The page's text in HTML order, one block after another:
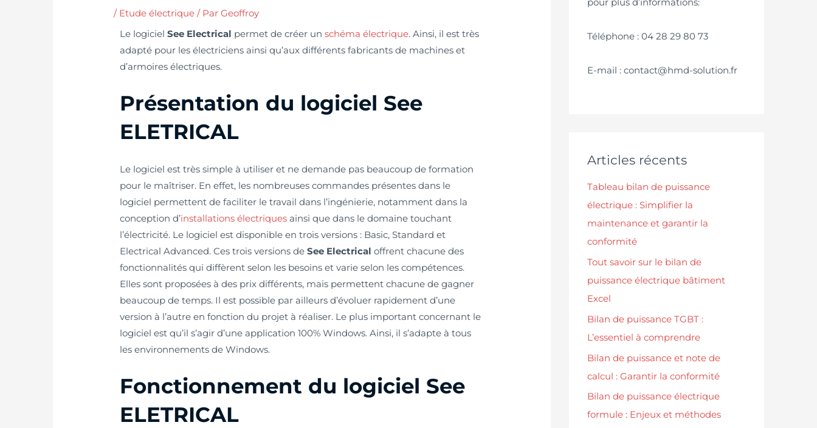
/ Etude électrique / ParGeoffroy
Le logicielSee Electrical permet de créer unschéma électrique. Ainsi, il est très
adapté pour les électriciens ainsi qu’aux différents fabricants de machines et
d’armoires électriques.
Présentation du logiciel See
ELETRICAL
Le logiciel est très simple à utiliser et ne demande pas beaucoup de formation
pour le maîtriser. En effet, les nombreuses commandes présentes dans le
logiciel permettent de faciliter le travail dans l’ingénierie, notamment dans la
conception d’installations électriques ainsi que dans le domaine touchant
l’électricité. Le logiciel est disponible en trois versions : Basic, Standard et
Electrical Advanced. Ces trois versions deSee Electrical offrent chacune des
fonctionnalités qui diffèrent selon les besoins et varie selon les compétences.
Elles sont proposées à des prix différents, mais permettent chacune de gagner
beaucoup de temps. Il est possible par ailleurs d’évoluer rapidement d’une
version à l’autre en fonction du projet à réaliser. Le plus important concernant le
logiciel est qu’il s’agir d’une application 100% Windows. Ainsi, il s’adapte à tous
les environnements de Windows.
Fonctionnement du logiciel See
ELETRICAL
Téléphone : 04 28 29 80 73
E-mail : contact@hmd-solution.fr
Articles récents
Tableau bilan de puissance
électrique : Simplifier la
maintenance et garantir la
conformité
Tout savoir sur le bilan de
puissance électrique bâtiment
Excel
Bilan de puissance TGBT :
L’essentiel à comprendre
Bilan de puissance et note de
calcul : Garantir la conformité
Bilan de puissance électrique
formule : Enjeux et méthodes